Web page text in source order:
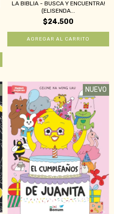
LA BIBLIA - BUSCA Y ENCUENTRA!
(ELISENDA...
$24.500
NUEVO